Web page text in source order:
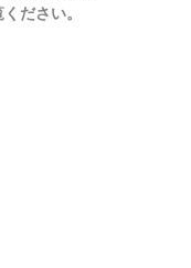
ださい。